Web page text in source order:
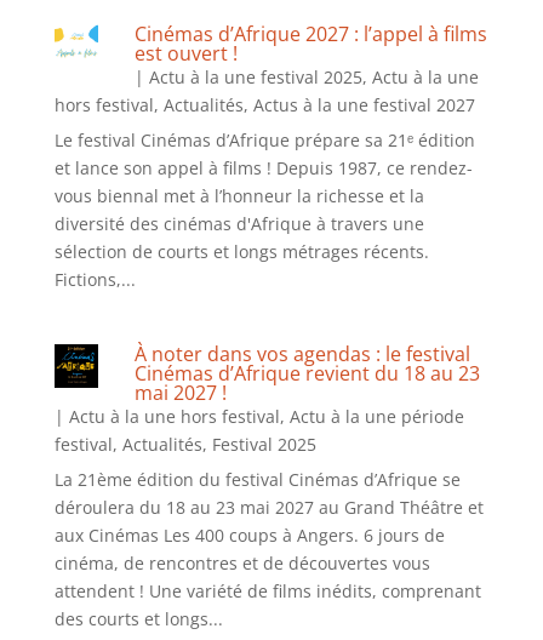
Cinémas d’Afrique 2027 : l’appel à films
est ouvert !
| Actu à la une festival 2025, Actu à la une
hors festival, Actualités, Actus à la une festival 2027
Le festival Cinémas d’Afrique prépare sa 21ᵉ édition
et lance son appel à films ! Depuis 1987, ce rendez-
vous biennal met à l’honneur la richesse et la
diversité des cinémas d'Afrique à travers une
sélection de courts et longs métrages récents.
Fictions,...
À noter dans vos agendas : le festival
Cinémas d’Afrique revient du 18 au 23
mai 2027 !
| Actu à la une hors festival, Actu à la une période
festival, Actualités, Festival 2025
La 21ème édition du festival Cinémas d’Afrique se
déroulera du 18 au 23 mai 2027 au Grand Théâtre et
aux Cinémas Les 400 coups à Angers. 6 jours de
cinéma, de rencontres et de découvertes vous
attendent ! Une variété de films inédits, comprenant
des courts et longs...